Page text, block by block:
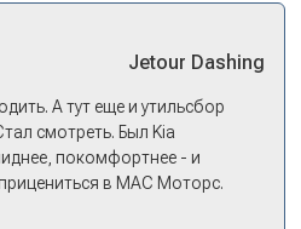
Jetour Dashing
А тут еще и утильсбор
смотреть. Был Kia
покомфортнее - и
в МАС Моторс.